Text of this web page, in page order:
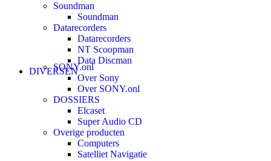
Soundman
Soundman
Datarecorders
Datarecorders
NT Scoopman
Data Discman
DIVERSEN
SONY.onl
Over Sony
Over SONY.onl
DOSSIERS
Elcaset
Super Audio CD
Overige producten
Computers
Satelliet Navigatie